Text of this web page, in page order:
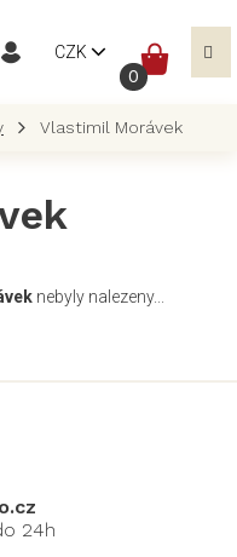
CZK
Vlastimil Morávek
nebyly nalezeny...